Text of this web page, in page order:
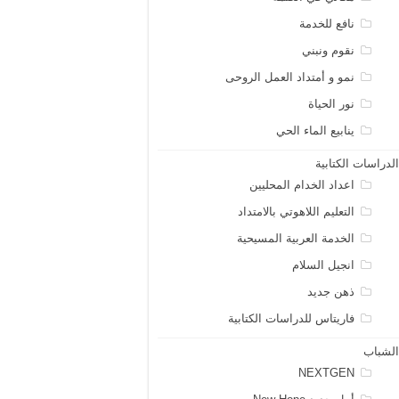
نافع للخدمة
نقوم ونبني
نمو و أمتداد العمل الروحى
نور الحياة
ينابيع الماء الحي
الدراسات الكتابية
اعداد الخدام المحليين
التعليم اللاهوتي بالامتداد
الخدمة العربية المسيحية
انجيل السلام
ذهن جديد
فاريتاس للدراسات الكتابية
الشباب
NEXTGEN